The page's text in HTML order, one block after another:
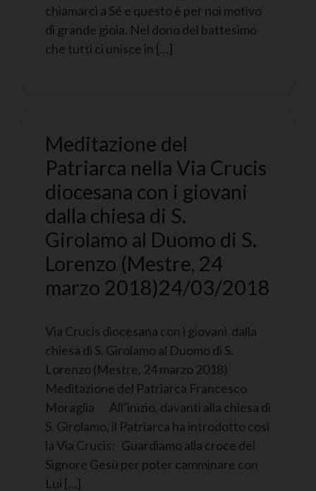
chiamarci a Sé e questo è per noi motivo
di grande gioia. Nel dono del battesimo
che tutti ci unisce in […]
Meditazione del
Patriarca nella Via Crucis
diocesana con i giovani
dalla chiesa di S.
Girolamo al Duomo di S.
Lorenzo (Mestre, 24
marzo 2018)24/03/2018
Via Crucis diocesana con i giovani dalla
chiesa di S. Girolamo al Duomo di S.
Lorenzo (Mestre, 24 marzo 2018)
Meditazione del Patriarca Francesco
Moraglia All’inizio, davanti alla chiesa di
S. Girolamo, il Patriarca ha introdotto così
la Via Crucis: Guardiamo alla croce del
Signore Gesù per poter camminare con
Lui […]